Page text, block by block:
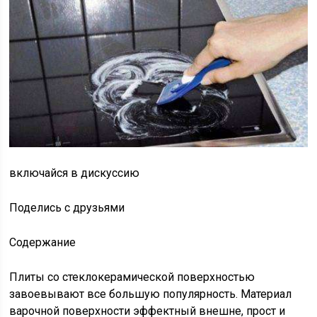
включайся в дискуссию
Поделись с друзьями
Содержание
Плиты со стеклокерамической поверхностью
завоевывают все большую популярность. Материал
варочной поверхности эффектный внешне, прост и